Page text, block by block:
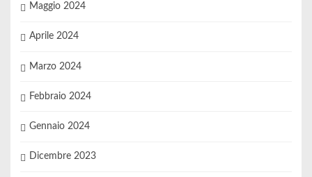
Maggio 2024
Aprile 2024
Marzo 2024
Febbraio 2024
Gennaio 2024
Dicembre 2023